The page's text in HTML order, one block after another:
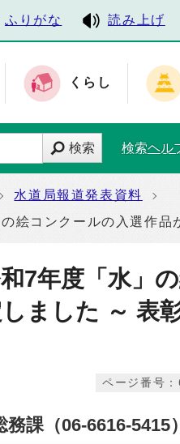
ふりがな 読み上げ
くらし
検索 検索ヘル
水道局報道発表資料
絵コンクールの入選作品
7年度「水」
ました ～ 表
ページ番号
課（06-6616-5415）